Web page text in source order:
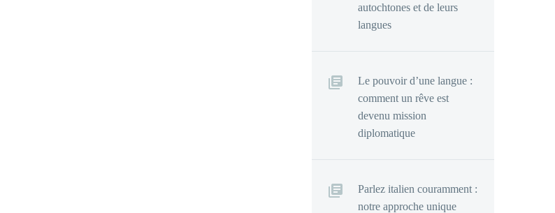
autochtones et de leurs
langues
Le pouvoir d’une langue :
comment un rêve est
devenu mission
diplomatique
Parlez italien couramment :
notre approche unique